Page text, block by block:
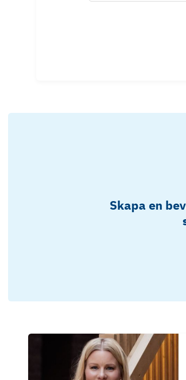
Skapa en